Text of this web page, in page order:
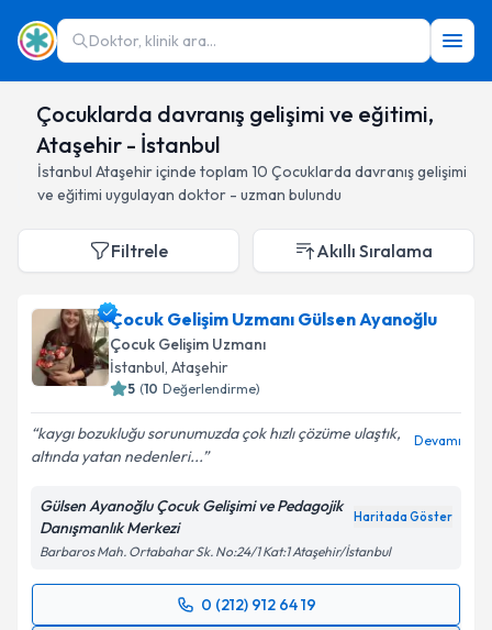
Doktor, klinik ara...
Çocuklarda davranış gelişimi ve eğitimi,
Ataşehir - İstanbul
İstanbul Ataşehiriçinde toplam 10 Çocuklarda davranış gelişimi
ve eğitimi uygulayan doktor - uzman bulundu
Filtrele Akıllı Sıralama
Çocuk Gelişim Uzmanı Gülsen Ayanoğlu
Çocuk Gelişim Uzmanı
İstanbul, Ataşehir
5 (10 Değerlendirme)
kaygı bozukluğu sorunumuzda çok hızlı çözüme ulaştık,
altında yatan nedenleri...
Devamı
Gülsen Ayanoğlu Çocuk Gelişimi ve Pedagojik
Danışmanlık Merkezi
Haritada Göster
Barbaros Mah. Ortabahar Sk. No:24/1 Kat:1 Ataşehir/İstanbul
0 (212) 912 64 19
Randevu Takvimi Talebi